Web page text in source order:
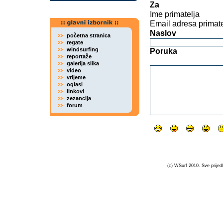
početna stranica
regate
windsurfing
reportaže
galerija slika
video
vrijeme
oglasi
linkovi
zezancija
forum
Za
Ime primatelja
Email adresa
Naslov
Poruka
(c) WSurf 2010. Sve